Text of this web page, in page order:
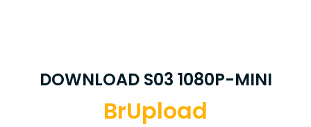
DOWNLOAD S03 1080P-MINI
BrUpload